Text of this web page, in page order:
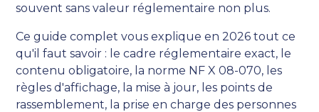
souvent sans valeur réglementaire non plus.
Ce guide complet vous explique en 2026 tout ce
qu'il faut savoir : le cadre réglementaire exact, le
contenu obligatoire, la norme NF X 08-070, les
règles d'affichage, la mise à jour, les points de
rassemblement, la prise en charge des personnes